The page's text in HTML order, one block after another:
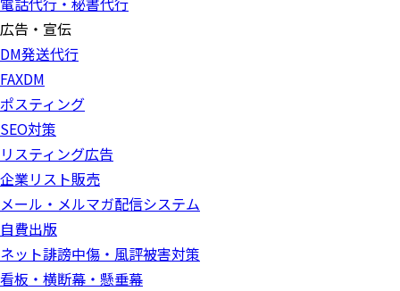
広告・宣伝
DM発送代行
FAXDM
ポスティング
SEO対策
リスティング広告
企業リスト販売
メール・メルマガ配信システム
自費出版
ネット誹謗中傷・風評被害対策
看板・横断幕・懸垂幕